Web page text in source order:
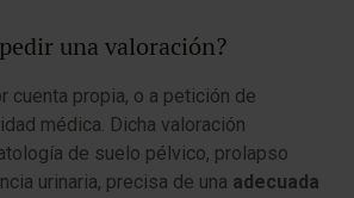
una valoración?
cuenta propia, o a petición de
médica. Dicha valoración
de suelo pélvico, prolapso
urinaria, precisa de una adecuada